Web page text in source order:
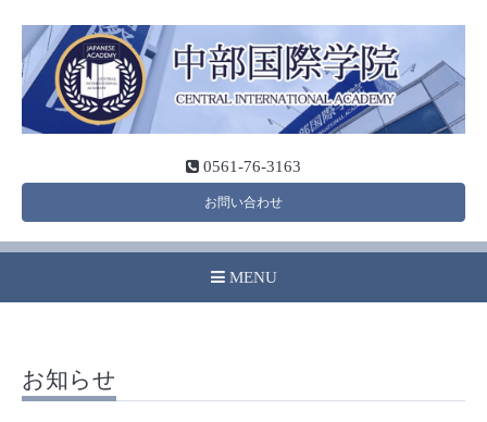
0561-76-3163
お問い合わせ
MENU
お知らせ